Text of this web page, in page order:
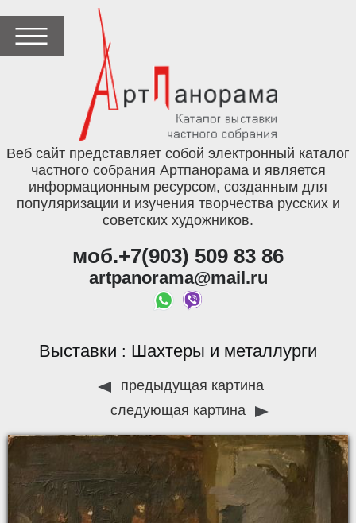
Веб сайт представляет собой электронный каталог
частного собрания Артпанорама и является
информационным ресурсом, созданным для
популяризации и изучения творчества русских и
советских художников.
моб.+7(903) 509 83 86
artpanorama@mail.ru
Выставки : Шахтеры и металлурги
предыдущая картина
следующая картина